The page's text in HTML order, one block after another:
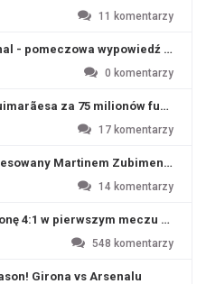
11 komentarzy
- pomeczowa wypowiedź Artety
0 komentarzy
za 75 milionów funtów
17 komentarzy
Martinem Zubimendim
14 komentarzy
4:1 w pierwszym meczu
548 komentarzy
Girona vs Arsenalu